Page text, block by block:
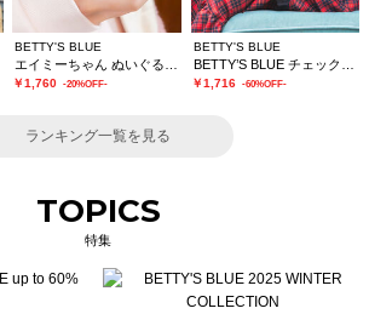
BETTY'S BLUE
￥1,760 -20%OFF-
BETTY'S BLUE
￥1,716 -60%OFF-
ランキング一覧を見る
TOPICS
特集